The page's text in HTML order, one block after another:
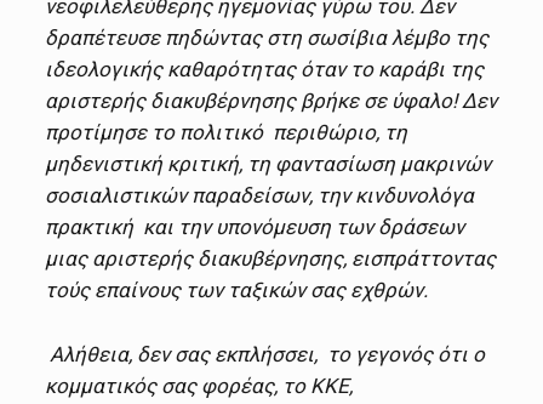
νεοφιλελεύθερης ηγεμονίας γύρω του. Δεν
δραπέτευσε πηδώντας στη σωσίβια λέμβο της
ιδεολογικής καθαρότητας όταν το καράβι της
αριστερής διακυβέρνησης βρήκε σε ύφαλο! Δεν
προτίμησε το πολιτικό περιθώριο, τη
μηδενιστική κριτική, τη φαντασίωση μακρινών
σοσιαλιστικών παραδείσων, την κινδυνολόγα
πρακτική και την υπονόμευση των δράσεων
μιας αριστερής διακυβέρνησης, εισπράττοντας
τούς επαίνους των ταξικών σας εχθρών.
Αλήθεια, δεν σας εκπλήσσει, το γεγονός ότι ο
κομματικός σας φορέας, το ΚΚΕ,